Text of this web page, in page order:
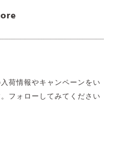
荷情報やキャンペーンをい
フォローしてみてください